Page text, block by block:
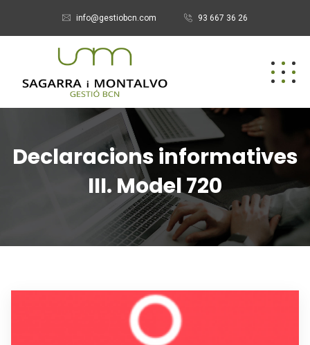
info@gestiobcn.com 93 667 36 26
Declaracions informatives
III. Model 720